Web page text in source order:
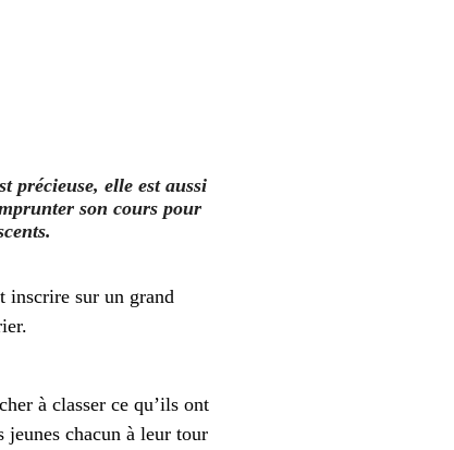
précieuse, elle est aussi
son cours pour
inscrire sur un grand
à classer ce qu’ils ont
jeunes chacun à leur tour